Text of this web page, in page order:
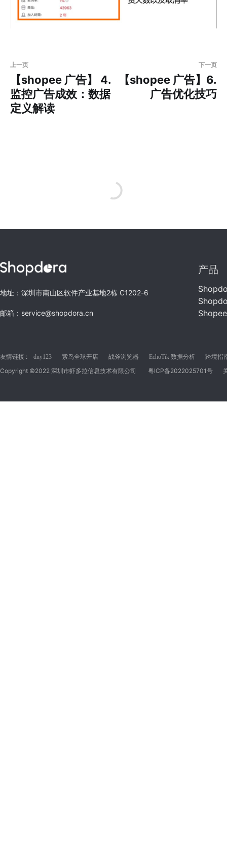
上一页
【shopee 广告】 4.
监控广告成效：数据
定义解读
下一页
【shopee 广告】6.
广告优化技巧
地址：深圳市南山区软件产业基地2栋 C1202-6
邮箱：service@shopdora.cn
产品
友情链接 : dny123 紫鸟全球开店 战斧浏览器 EchoTik 数据分析 跨境指
Copyright ©2022 深圳市虾多拉信息技术有限公司 粤ICP备2022025701号